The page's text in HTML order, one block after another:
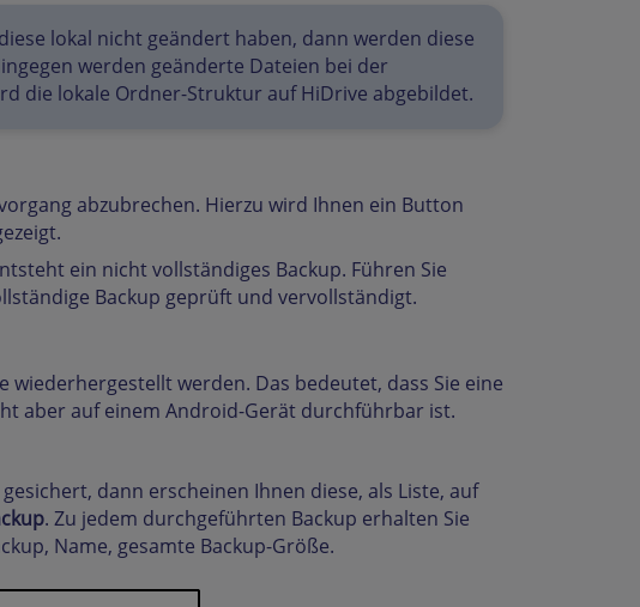
lokal nicht geändert haben, dann werden diese
werden geänderte Dateien bei der
die lokale Ordner-Struktur auf HiDrive abgebildet.
abzubrechen. Hierzu wird Ihnen ein Button
ein nicht vollständiges Backup. Führen Sie
Backup geprüft und vervollständigt.
werden. Das bedeutet, dass Sie eine
aber auf einem Android-Gerät durchführbar ist.
dann erscheinen Ihnen diese, als Liste, auf
. Zu jedem durchgeführten Backup erhalten Sie
Name, gesamte Backup-Größe.